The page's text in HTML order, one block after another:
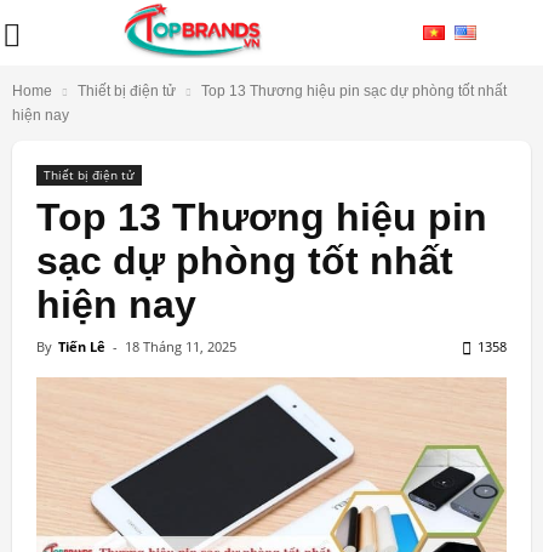
Home Thiết bị điện tử
Top 13 Thương hiệu pin sạc dự phòng tốt nhất
hiện nay
Thiết bị điện tử
Top 13 Thương hiệu pin
sạc dự phòng tốt nhất
hiện nay
By Tiến Lê - 18 Tháng 11, 2025 1358